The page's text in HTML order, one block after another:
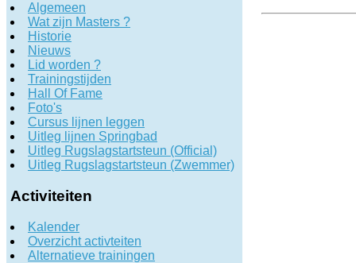
Algemeen
Wat zijn Masters ?
Historie
Nieuws
Lid worden ?
Trainingstijden
Hall Of Fame
Foto's
Cursus lijnen leggen
Uitleg lijnen Springbad
Uitleg Rugslagstartsteun (Official)
Uitleg Rugslagstartsteun (Zwemmer)
Activiteiten
Kalender
Overzicht activteiten
Alternatieve trainingen